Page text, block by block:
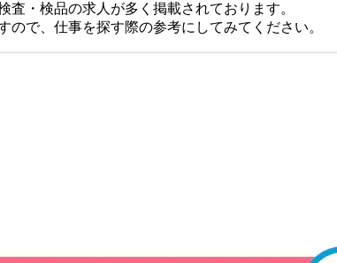
・検品の求人が多く掲載されております。
で、仕事を探す際の参考にしてみてください。